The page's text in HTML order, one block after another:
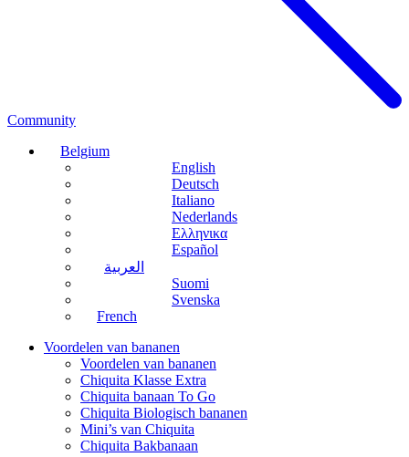
Community
Belgium
English
Deutsch
Italiano
Nederlands
Ελληνικα
Español
العربية
Suomi
Svenska
French
Voordelen van bananen
Voordelen van bananen
Chiquita Klasse Extra
Chiquita banaan To Go
Chiquita Biologisch bananen
Mini’s van Chiquita
Chiquita Bakbanaan